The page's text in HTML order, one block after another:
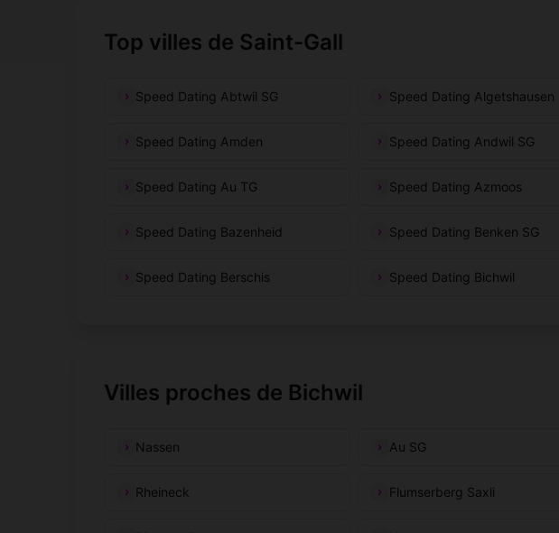
Top villes de Saint-Gall
Speed Dating Abtwil SG Speed Dating Algetshausen
Speed Dating Amden Speed Dating Andwil SG
Speed Dating Au TG Speed Dating Azmoos
Speed Dating Bazenheid Speed Dating Benken SG
Speed Dating Berschis Speed Dating Bichwil
Villes proches de Bichwil
Nassen Au SG
Rheineck Flumserberg Saxli